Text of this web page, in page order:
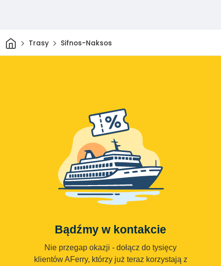
DomTrasy Sifnos-Naksos
Bądźmy w kontakcie
Nie przegap okazji - dołącz do tysięcy
klientów AFerry, którzy już teraz korzystają z